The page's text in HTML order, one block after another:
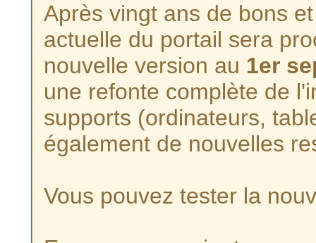
Après vingt ans de bons
actuelle du portail sera
nouvelle version au 1er
une refonte complète de
supports (ordinateurs,
également de nouvelles
Vous pouvez tester la